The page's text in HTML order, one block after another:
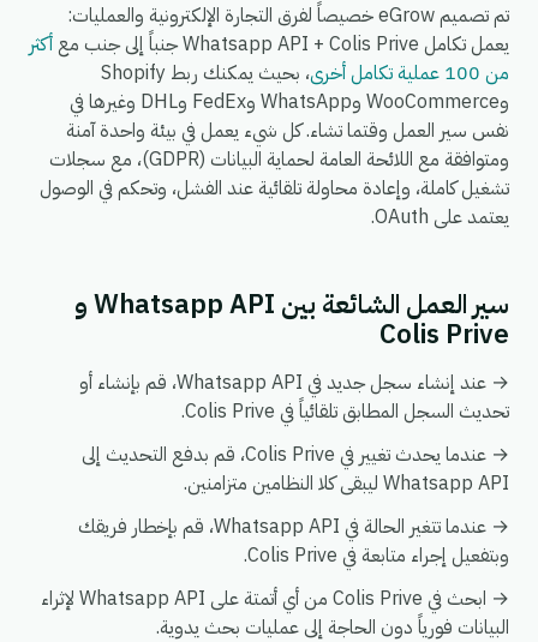
تم تصميم eGrow خصيصاً لفرق التجارة الإلكترونية والعمليات:
يعمل تكامل Whatsapp API + Colis Prive جنباً إلى جنب مع
أكثر
من 100 عملية تكامل أخرى
، بحيث يمكنك ربط Shopify
وWooCommerce وWhatsApp وFedEx وDHL وغيرها في
نفس سير العمل وقتما تشاء. كل شيء يعمل في بيئة واحدة آمنة
ومتوافقة مع اللائحة العامة لحماية البيانات (GDPR)، مع سجلات
تشغيل كاملة، وإعادة محاولة تلقائية عند الفشل، وتحكم في الوصول
يعتمد على OAuth.
سير العمل الشائعة بين Whatsapp API و
Colis Prive
→ عند إنشاء سجل جديد في Whatsapp API، قم بإنشاء أو
تحديث السجل المطابق تلقائياً في Colis Prive.
→ عندما يحدث تغيير في Colis Prive، قم بدفع التحديث إلى
Whatsapp API ليبقى كلا النظامين متزامنين.
→ عندما تتغير الحالة في Whatsapp API، قم بإخطار فريقك
وبتفعيل إجراء متابعة في Colis Prive.
→ ابحث في Colis Prive من أي أتمتة على Whatsapp API لإثراء
البيانات فورياً دون الحاجة إلى عمليات بحث يدوية.